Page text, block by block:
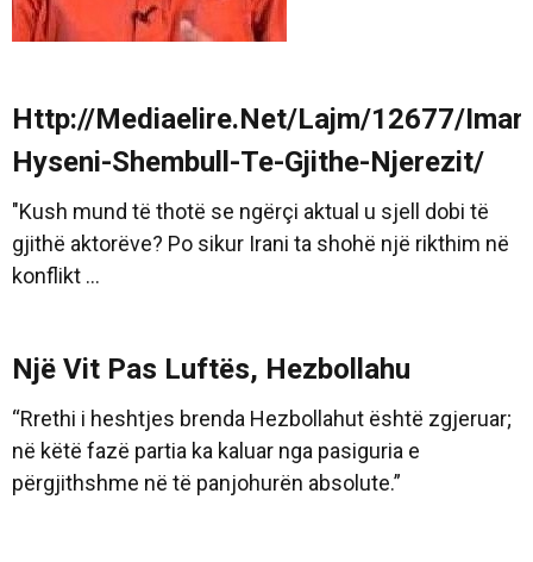
Http://Mediaelire.Net/Lajm/12677/
Hyseni-Shembull-Te-Gjithe-Njerezit/
"Kush mund të thotë se ngërçi aktual u sjell dobi të
gjithë aktorëve? Po sikur Irani ta shohë një rikthim në
konflikt ...
Një Vit Pas Luftës, Hezbollahu
“Rrethi i heshtjes brenda Hezbollahut është zgjeruar;
në këtë fazë partia ka kaluar nga pasiguria e
përgjithshme në të panjohurën absolute.”